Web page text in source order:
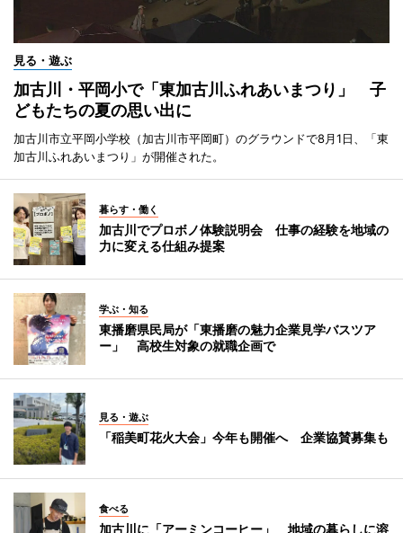
見る・遊ぶ
加古川・平岡小で「東加古川ふれあいまつり」 子
どもたちの夏の思い出に
加古川市立平岡小学校（加古川市平岡町）のグラウンドで8月1日、「東
加古川ふれあいまつり」が開催された。
暮らす・働く
加古川でプロボノ体験説明会 仕事の経験を地域の
力に変える仕組み提案
学ぶ・知る
東播磨県民局が「東播磨の魅力企業見学バスツア
ー」 高校生対象の就職企画で
見る・遊ぶ
「稲美町花火大会」今年も開催へ 企業協賛募集も
食べる
加古川に「アーミンコーヒー」 地域の暮らしに溶